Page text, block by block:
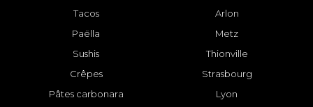
Tacos
Paëlla
Sushis
Crêpes
Pâtes carbonara
Arlon
Metz
Thionville
Strasbourg
Lyon